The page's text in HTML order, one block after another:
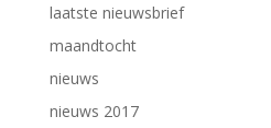
laatste nieuwsbrief
maandtocht
nieuws
nieuws 2017